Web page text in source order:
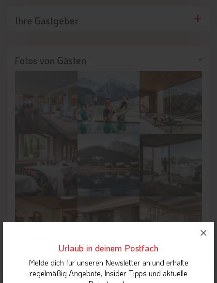
Ihre Gastgeber
Fotos von Gästen
Urlaub in deinem Postfach
Melde dich für unseren Newsletter an und erhalte
regelmäßig Angebote, Insider-Tipps und aktuelle